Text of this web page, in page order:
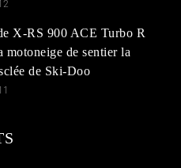
X-RS 900 ACE Turbo R
motoneige de sentier la
de Ski-Doo